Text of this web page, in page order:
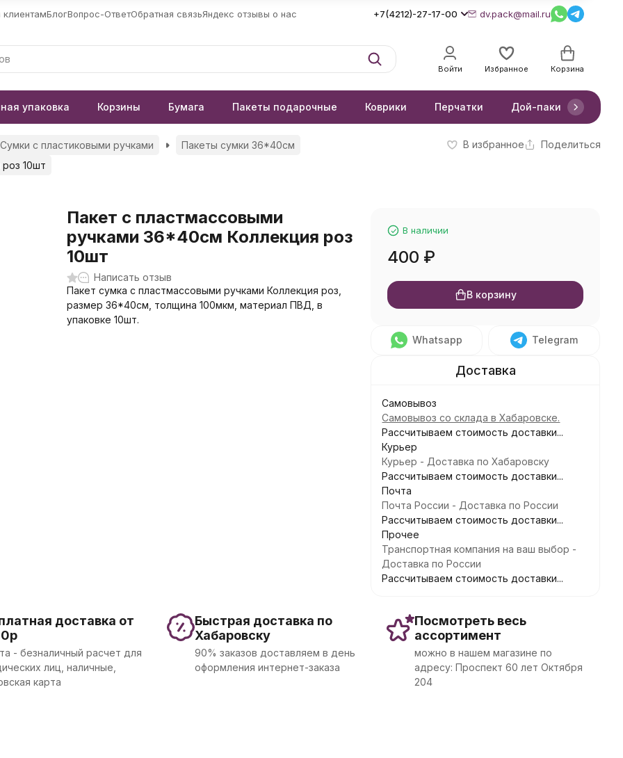
БлогВопрос-ОтветОбратная связьЯндекс отзывы о нас +7(4212)-27-17-00 dv.pack@mail.ru
Войти Избранное Корзина
упаковка Корзины Бумага Пакеты подарочные Коврики Перчатки Дой-паки
Сумки с пластиковыми ручками
Пакеты сумки 36*40см
10шт
В избранное Поделиться
Пакет с пластмассовыми
ручками 36*40см Коллекция роз
10шт
Написать отзыв
Пакет сумка с пластмассовыми ручками Коллекция роз,
размер 36*40см, толщина 100мкм, материал ПВД, в
упаковке 10шт.
В наличии
400 ₽
В корзину
Whatsapp Telegram
Самовывоз
Самовывоз со склада в Хабаровске.
Рассчитываем стоимость доставки...
Курьер
Курьер - Доставка по Хабаровску
Рассчитываем стоимость доставки...
Почта
Почта России - Доставка по России
Рассчитываем стоимость доставки...
Прочее
Транспортная компания на ваш выбор -
Доставка по России
Рассчитываем стоимость доставки...
доставка от
- безналичный расчет для
лиц, наличные,
карта
Быстрая доставка по
Хабаровску
90% заказов доставляем в день
оформления интернет-заказа
Посмотреть весь
ассортимент
можно в нашем магазине по
адресу: Проспект 60 лет Октября
204